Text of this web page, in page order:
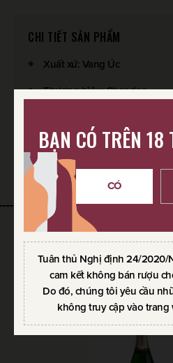
BẠN CÓ TRÊN 18
CÓ
Tuân thủ Nghị định 24/2020/
cam kết không bán rượu
Do đó, chúng tôi yêu cầu
không truy cập vào trang
CHI TIẾT SẢN PHẨM
Xuất xứ: Vang Úc
Thương hiệu:Chandon
SẢN PHẨM YÊU THÍCH
SẢN PHẨM CÙNG